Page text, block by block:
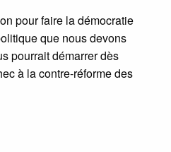
pour faire la démocratie
que nous devons
pourrait démarrer dès
à la contre-réforme des